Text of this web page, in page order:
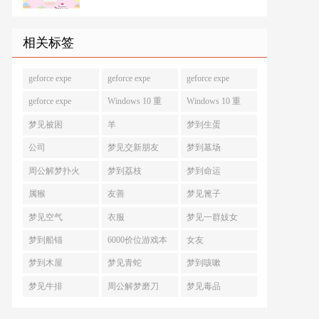
相关标签
geforce expe geforce expe geforce expe
geforce expe Windows 10 重 Windows 10 重
梦见被困 羊 梦到生蛋
公司 梦见交新朋友 梦到墓场
周公解梦扑火 梦到荔枝 梦到命运
属猴 友善 梦见篦子
梦见空气 衣服 梦见一群妓女
梦到船锚 6000价位游戏本 女友
梦到木屋 梦见青蛇 梦到咳嗽
梦见牛排 周公解梦磨刀 梦见毒品